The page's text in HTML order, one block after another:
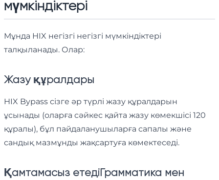
мүмкіндіктері
Мұнда HIX негізгі негізгі мүмкіндіктері
талқыланады. Олар:
Жазу құралдары
HIX Bypass сізге әр түрлі жазу құралдарын
ұсынады (оларға сәйкес қайта жазу көмекшісі 120
құралы), бұл пайдаланушыларға сапалы және
сандық мазмұнды жақсартуға көмектеседі.
Қамтамасыз етедіГрамматика мен